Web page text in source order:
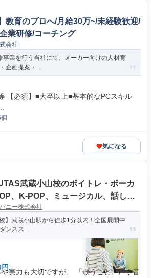
教育のプロへ/月給30万~/未経験歓迎/
業研修/コーチング
会社
事業を行う当社にて、メーカー向けの人材育
企画提案・...
【必須】■大卒以上■基本的なPCスキル
気になる
武蔵小山校のボイトレ・ボーカ
、K-POP、ミュージカル、話し
ニー株式会社
】武蔵小山駅から徒歩1分以内！全国展開中
ンスス...
実力も大切ですが、 「歌うこと、声や音